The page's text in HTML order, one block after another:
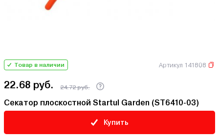
Товар в наличии Артикул 141808
22.68 руб. 24.72 руб.
Секатор плоскостной Startul Garden (ST6410-03)
Купить